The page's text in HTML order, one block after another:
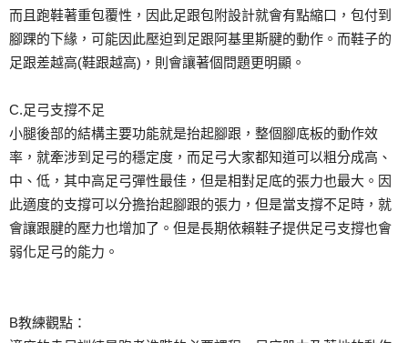
而且跑鞋著重包覆性，因此足跟包附設計就會有點縮口，包付到
腳踝的下緣，可能因此壓迫到足跟阿基里斯腱的動作。 而鞋子的
足跟差越高(鞋跟越高)，則會讓著個問題更明顯 。
C.足弓支撐不足
小腿後部的結構主要功能就是抬起腳跟，整個腳底板的動作效
率，就牽涉到足弓的穩定度，而足弓大家都知道可以粗分成高、
中、低，其中高足弓彈性最佳，但是相對足底的張力也最大。因
此適度的支撐可以分擔抬起腳跟的張力，但是當支撐不足時，就
會讓跟腱的壓力也增加了。但是長期依賴鞋子提供足弓支撐也會
弱化足弓的能力。
B教練觀點：